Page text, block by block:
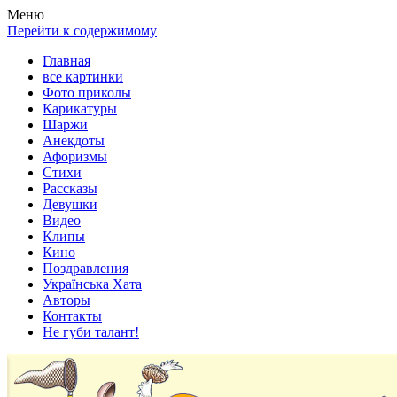
Весела хата — прикольные картинки, смешные истории, клипы!
Покажем всем ваши фото приколы, карикатуры, шаржи, стихи,
Меню
Перейти к содержимому
Главная
все картинки
Фото приколы
Карикатуры
Шаржи
Анекдоты
Афоризмы
Стихи
Рассказы
Девушки
Видео
Клипы
Кино
Поздравления
Українська Хата
Авторы
Контакты
Не губи талант!